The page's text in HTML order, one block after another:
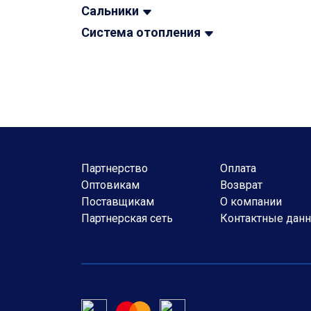
Сальники
Система отопления
Партнерство
Оптовикам
Поставщикам
Партнерская сеть
Оплата
Возврат
О компании
Контактные